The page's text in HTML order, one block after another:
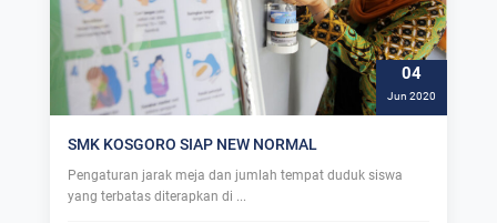
04
Jun 2020
SMK KOSGORO SIAP NEW NORMAL
Pengaturan jarak meja dan jumlah tempat duduk siswa
yang terbatas diterapkan di ...